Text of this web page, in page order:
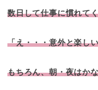
数日して仕事に慣れて
「え・・・意外と楽し
もちろん、朝・夜はか